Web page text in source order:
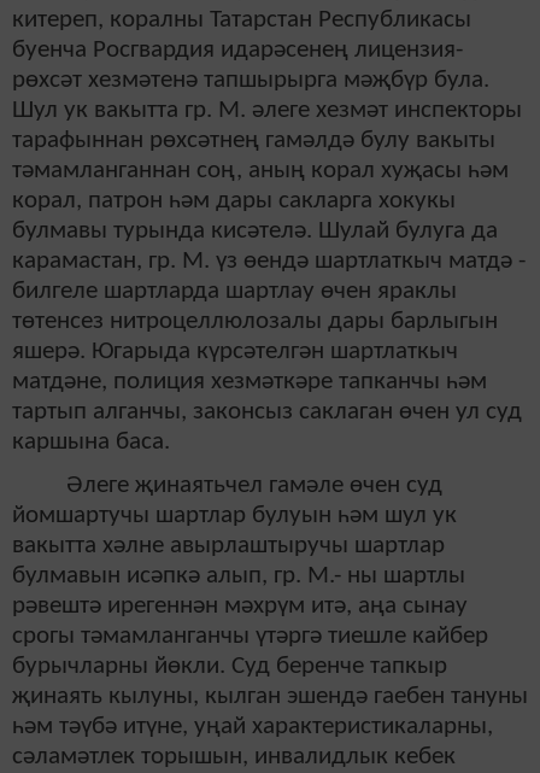
китереп, коралны Татарстан Республикасы
буенча Росгвардия идарәсенең лицензия-
рөхсәт хезмәтенә тапшырырга мәҗбүр була.
Шул ук вакытта гр. М. әлеге хезмәт инспекторы
тарафыннан рөхсәтнең гамәлдә булу вакыты
тәмамланганнан соң, аның корал хуҗасы һәм
корал, патрон һәм дары сакларга хокукы
булмавы турында кисәтелә. Шулай булуга да
карамастан, гр. М. үз өендә шартлаткыч матдә -
билгеле шартларда шартлау өчен яраклы
төтенсез нитроцеллюлозалы дары барлыгын
яшерә. Югарыда күрсәтелгән шартлаткыч
матдәне, полиция хезмәткәре тапканчы һәм
тартып алганчы, законсыз саклаган өчен ул суд
каршына баса.
Әлеге җинаятьчел гамәле өчен суд
йомшартучы шартлар булуын һәм шул ук
вакытта хәлне авырлаштыручы шартлар
булмавын исәпкә алып, гр. М.- ны шартлы
рәвештә ирегеннән мәхрүм итә, аңа сынау
срогы тәмамланганчы үтәргә тиешле кайбер
бурычларны йөкли. Суд беренче тапкыр
җинаять кылуны, кылган эшендә гаебен тануны
һәм тәүбә итүне, уңай характеристикаларны,
сәламәтлек торышын, инвалидлык кебек